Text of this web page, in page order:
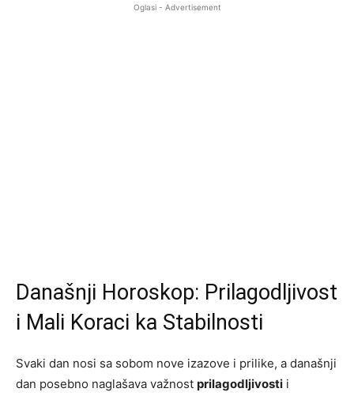
Oglasi - Advertisement
Današnji Horoskop: Prilagodljivost
i Mali Koraci ka Stabilnosti
Svaki dan nosi sa sobom nove izazove i prilike, a današnji
dan posebno naglašava važnost prilagodljivosti i